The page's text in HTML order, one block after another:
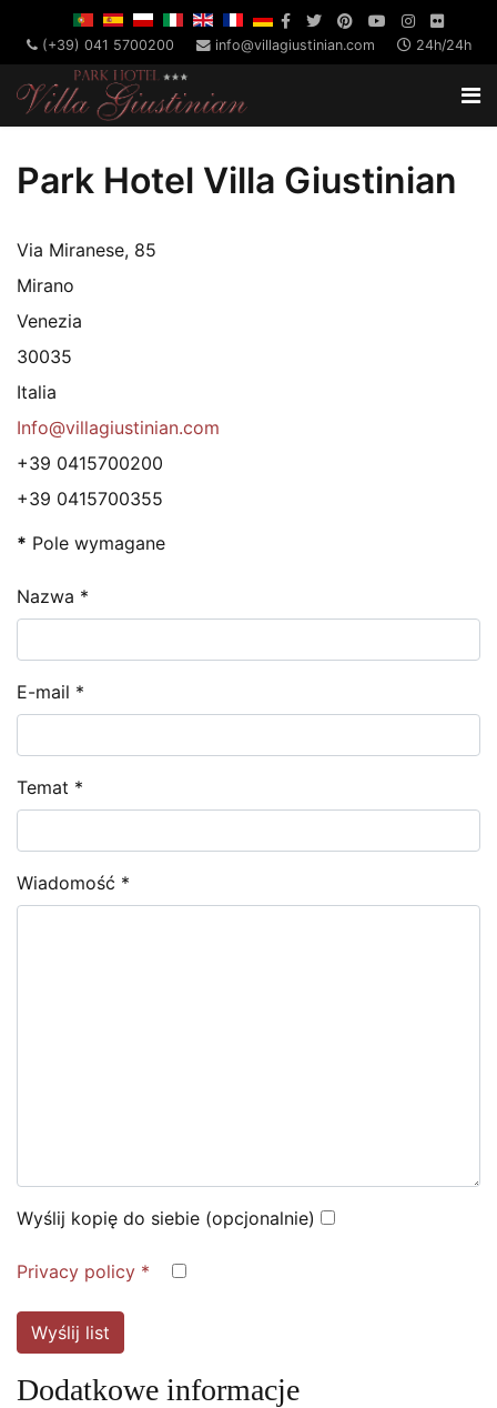
(+39) 041 5700200 info@villagiustinian.com 24h/24h
Park Hotel Villa Giustinian
Via Miranese, 85
Mirano
Venezia
30035
Italia
Info@villagiustinian.com
+39 0415700200
+39 0415700355
* Pole wymagane
Nazwa *
E-mail *
Temat *
Wiadomość *
Wyślij kopię do siebie (opcjonalnie)
Privacy policy *
Wyślij list
Dodatkowe informacje